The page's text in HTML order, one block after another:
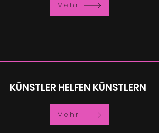
Mehr
KÜNSTLER HELFEN KÜNSTLERN
Mehr